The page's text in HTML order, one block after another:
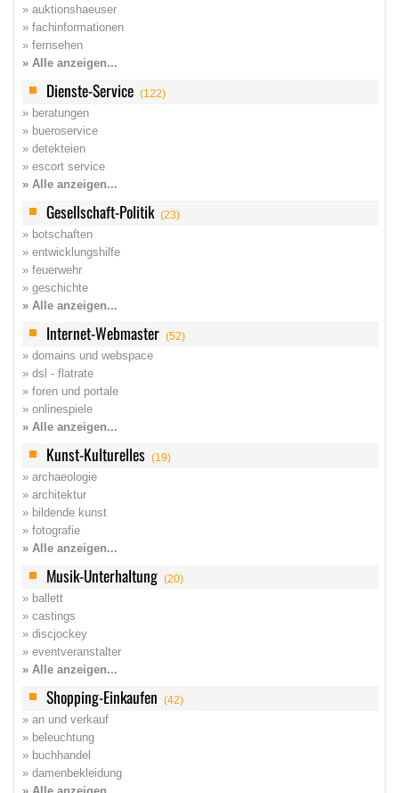
» auktionshaeuser
» fachinformationen
» fernsehen
» Alle anzeigen...
Dienste-Service (122)
» beratungen
» bueroservice
» detekteien
» escort service
» Alle anzeigen...
Gesellschaft-Politik (23)
» botschaften
» entwicklungshilfe
» feuerwehr
» geschichte
» Alle anzeigen...
Internet-Webmaster (52)
» domains und webspace
» dsl - flatrate
» foren und portale
» onlinespiele
» Alle anzeigen...
Kunst-Kulturelles (19)
» archaeologie
» architektur
» bildende kunst
» fotografie
» Alle anzeigen...
Musik-Unterhaltung (20)
» ballett
» castings
» discjockey
» eventveranstalter
» Alle anzeigen...
Shopping-Einkaufen (42)
» an und verkauf
» beleuchtung
» buchhandel
» damenbekleidung